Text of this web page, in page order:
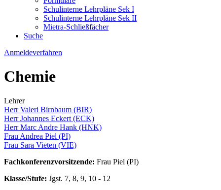
Schulinterne Lehrpläne Sek I
Schulinterne Lehrpläne Sek II
Mietra-Schließfächer
Suche
Anmeldeverfahren
Chemie
Lehrer
Herr Valeri Birnbaum (BIR)
Herr Johannes Eckert (ECK)
Herr Marc Andre Hank (HNK)
Frau Andrea Piel (PI)
Frau Sara Vieten (VIE)
Fachkonferenzvorsitzende: Frau Piel (PI)
Klasse/Stufe: Jgst. 7, 8, 9, 10 - 12